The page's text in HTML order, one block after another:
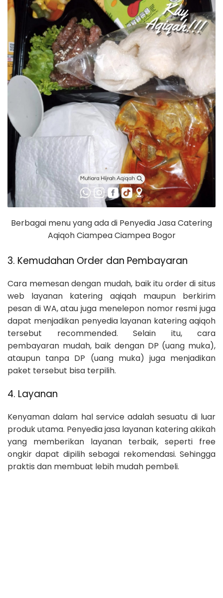
Berbagai menu yang ada di Penyedia Jasa Catering
Aqiqoh Ciampea Ciampea Bogor
3. Kemudahan Order dan Pembayaran
Cara memesan dengan mudah, baik itu order di situs
web layanan katering aqiqah maupun berkirim
pesan di WA, atau juga menelepon nomor resmi juga
dapat menjadikan penyedia layanan katering aqiqoh
tersebut recommended. Selain itu, cara
pembayaran mudah, baik dengan DP (uang muka),
ataupun tanpa DP (uang muka) juga menjadikan
paket tersebut bisa terpilih.
4. Layanan
Kenyaman dalam hal service adalah sesuatu di luar
produk utama. Penyedia jasa layanan katering akikah
yang memberikan layanan terbaik, seperti free
ongkir dapat dipilih sebagai rekomendasi. Sehingga
praktis dan membuat lebih mudah pembeli.